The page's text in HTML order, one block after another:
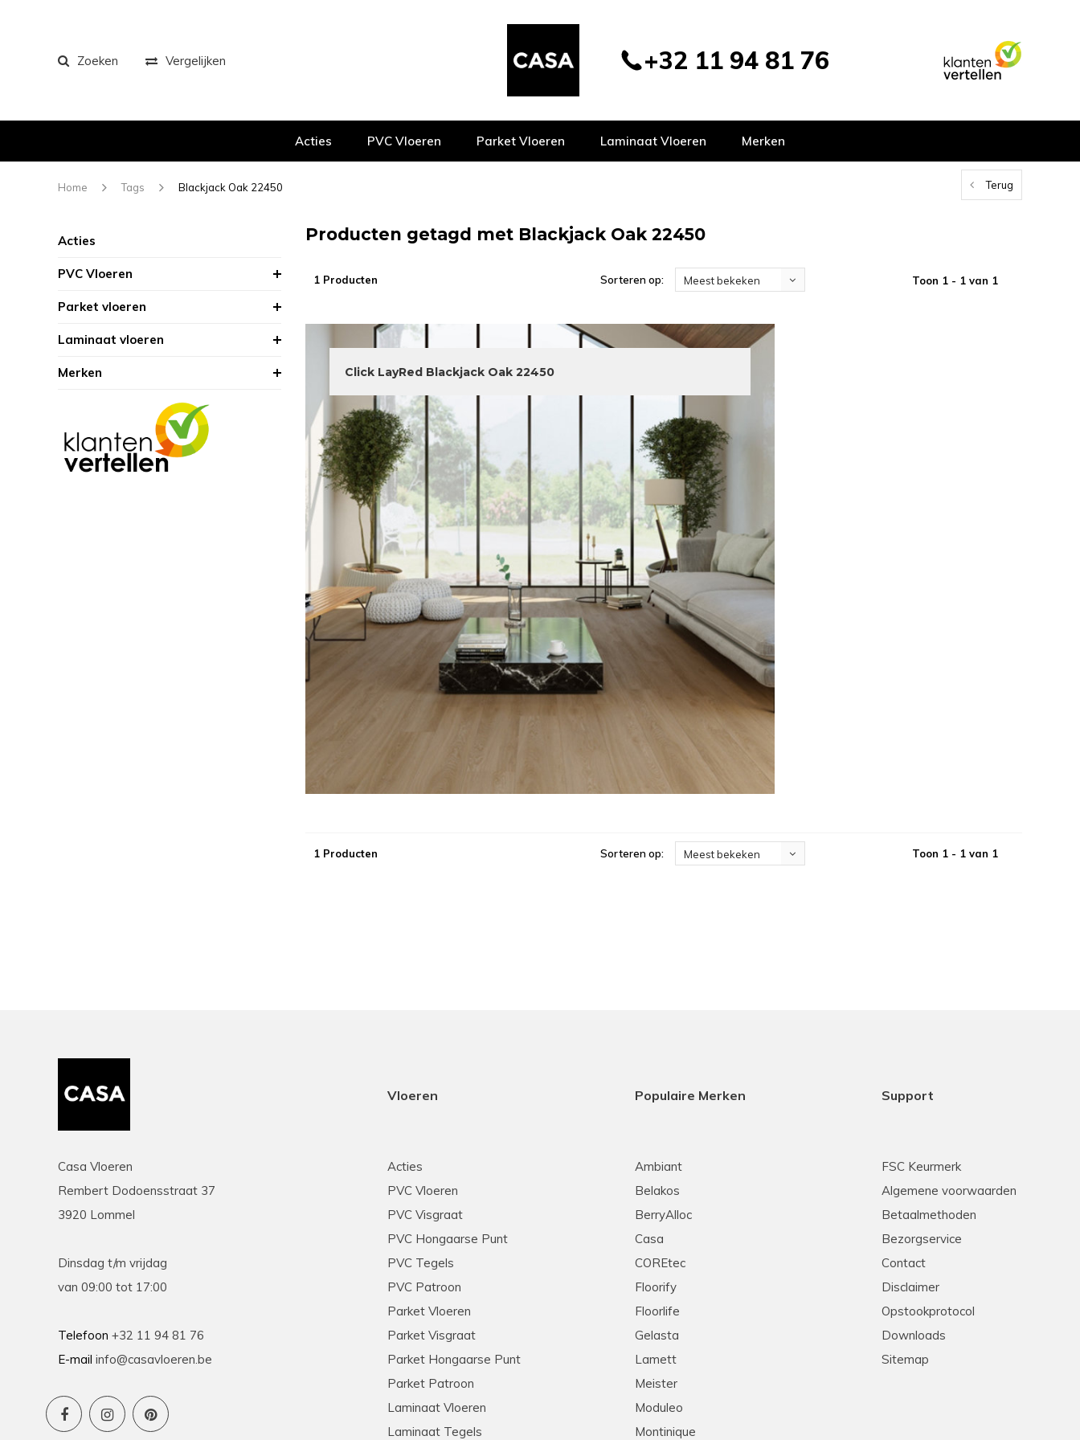
Zoeken Vergelijken +32 11 94 81 76
Acties PVC Vloeren Parket Vloeren Laminaat Vloeren Merken
Home Tags Blackjack Oak 22450 Terug
Acties
PVC Vloeren
Parket vloeren
Laminaat vloeren
Merken
Producten getagd met Blackjack Oak 22450
1 Producten Sorteren op: Meest bekeken Toon 1 - 1 van 1
Click LayRed Blackjack Oak 22450
1 Producten Sorteren op: Meest bekeken Toon 1 - 1 van 1
Casa Vloeren
Rembert Dodoensstraat 37
3920 Lommel
Dinsdag t/m vrijdag
van 09:00 tot 17:00
Telefoon +32 11 94 81 76
E-mail info@casavloeren.be
Vloeren
Acties
PVC Vloeren
PVC Visgraat
PVC Hongaarse Punt
PVC Tegels
PVC Patroon
Parket Vloeren
Parket Visgraat
Parket Hongaarse Punt
Parket Patroon
Laminaat Vloeren
Laminaat Tegels
Populaire Merken
Ambiant
Belakos
BerryAlloc
Casa
COREtec
Floorify
Floorlife
Gelasta
Lamett
Meister
Moduleo
Montinique
Support
FSC Keurmerk
Algemene voorwaarden
Betaalmethoden
Bezorgservice
Contact
Disclaimer
Opstookprotocol
Downloads
Sitemap